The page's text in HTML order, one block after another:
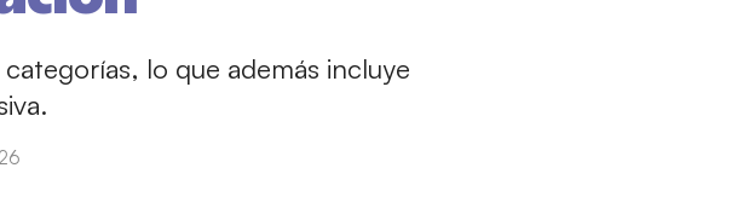
lo que además incluye